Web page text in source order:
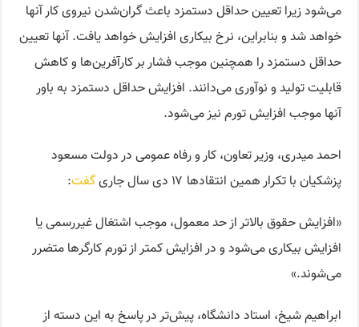
می‌شود زیرا تعیین حداقل دستمزد باعث گران‌شدن نیروی کار آنها
خواهد شد و بنابراین، نرخ بیکاری افزایش خواهد یافت. آنها تعیین
حداقل دستمزد را همچنین موجب فشار بر کارآفرین‌ها و کاهش
قابلیت تولید و نوآوری می‌دانند. افزایش حداقل دستمزد به باور
آنها موجب افزایش تورم نیز می‌شود.
احمد میدری، وزیر تعاون،‌ کار و رفاه عمومی در دولت مسعود
پزشکیان با تکرار همین انتقادها ۱۷ دی سال جاری
گفت:‌
«افزایش حقوق بالاتر از حد معمول، موجب اشتغال غیررسمی یا
افزایش بیکاری می‌شود و در افزایش کمتر از تورم کارگرها متضرر
می‌شوند.»
ابراهیم شیخ،‌ استاد دانشگاه،‌ پیش‌تر در پاسخ به این دسته از